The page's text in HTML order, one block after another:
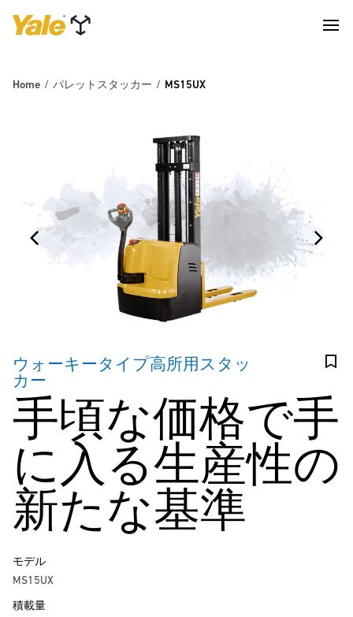
Home パレットスタッカー MS15UX
ウォーキータイプ高所用スタッ
カー
手頃な価格で手
に入る生産性の
新たな基準
モデル
MS15UX
積載量